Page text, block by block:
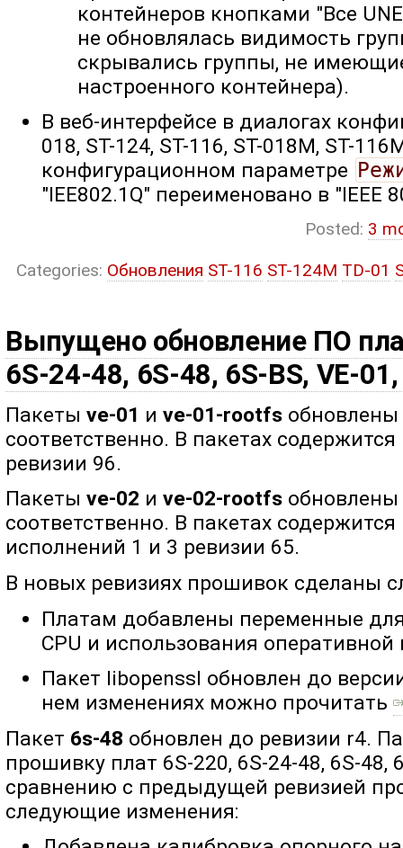
контейнеров кнопками "Все
не обновлялась видимость
скрывались группы, не
настроенного контейнера).
В веб-интерфейсе в диалогах
018, ST-124, ST-116, ST-018M, ST-
конфигурационном параметре
"IEE802.1Q" переименовано в "IEEE
Posted: 3
Categories: Обновления ST-116 ST-124M TD-01
Выпущено обновление ПО
6S-24-48, 6S-48, 6S-BS, VE-
Пакетыve-01 иve-01-rootfs
соответственно. В пакетах
ревизии 96.
Пакетыve-02 иve-02-rootfs
соответственно. В пакетах
исполнений 1 и 3 ревизии 65.
В новых ревизиях прошивок сделаны
Платам добавлены переменные
CPU и использования
Пакет libopenssl обновлен до
нем изменениях можно прочитать
Пакет 6s-48 обновлен до ревизии r4.
прошивку плат 6S-220, 6S-24-48, 6S-48,
сравнению с предыдущей ревизией
следующие изменения: